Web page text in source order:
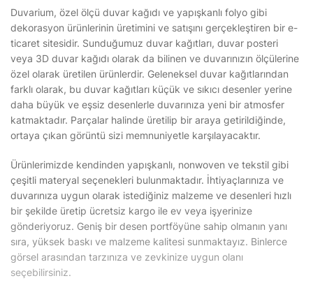
Duvarium, özel ölçü duvar kağıdı ve yapışkanlı folyo gibi
dekorasyon ürünlerinin üretimini ve satışını gerçekleştiren bir e-
ticaret sitesidir. Sunduğumuz duvar kağıtları, duvar posteri
veya 3D duvar kağıdı olarak da bilinen ve duvarınızın ölçülerine
özel olarak üretilen ürünlerdir. Geleneksel duvar kağıtlarından
farklı olarak, bu duvar kağıtları küçük ve sıkıcı desenler yerine
daha büyük ve eşsiz desenlerle duvarınıza yeni bir atmosfer
katmaktadır. Parçalar halinde üretilip bir araya getirildiğinde,
ortaya çıkan görüntü sizi memnuniyetle karşılayacaktır.
Ürünlerimizde kendinden yapışkanlı, nonwoven ve tekstil gibi
çeşitli materyal seçenekleri bulunmaktadır. İhtiyaçlarınıza ve
duvarınıza uygun olarak istediğiniz malzeme ve desenleri hızlı
bir şekilde üretip ücretsiz kargo ile ev veya işyerinize
gönderiyoruz. Geniş bir desen portföyüne sahip olmanın yanı
sıra, yüksek baskı ve malzeme kalitesi sunmaktayız. Binlerce
görsel arasından tarzınıza ve zevkinize uygun olanı
seçebilirsiniz.